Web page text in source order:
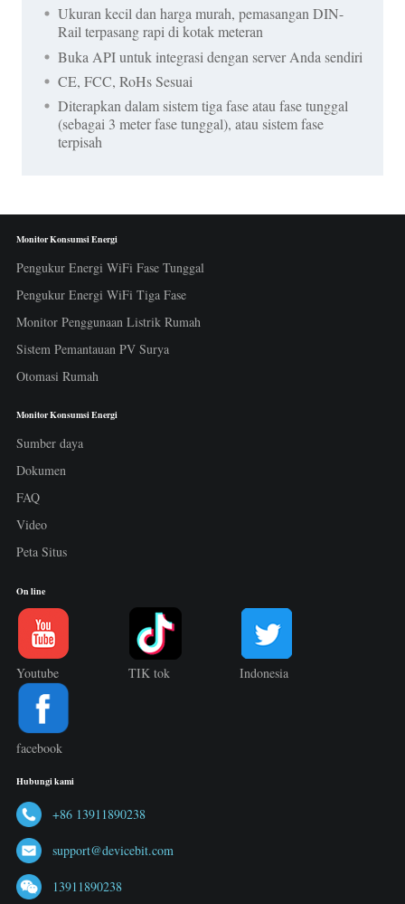
Ukuran kecil dan harga murah, pemasangan DIN-
Rail terpasang rapi di kotak meteran
Buka API untuk integrasi dengan server Anda sendiri
CE, FCC, RoHs Sesuai
Diterapkan dalam sistem tiga fase atau fase tunggal
(sebagai 3 meter fase tunggal), atau sistem fase
terpisah
Monitor Konsumsi Energi
Pengukur Energi WiFi Fase Tunggal
Pengukur Energi WiFi Tiga Fase
Monitor Penggunaan Listrik Rumah
Sistem Pemantauan PV Surya
Otomasi Rumah
Monitor Konsumsi Energi
Sumber daya
Dokumen
FAQ
Video
Peta Situs
On line
Youtube TIK tok Indonesia
facebook
Hubungi kami
+86 13911890238
support@devicebit.com
13911890238